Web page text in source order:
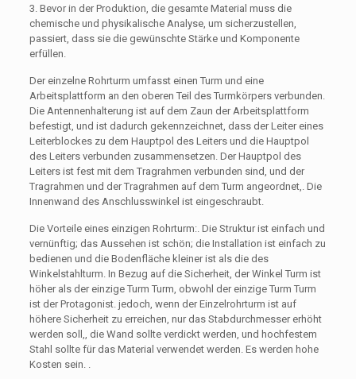
3. Bevor in der Produktion, die gesamte Material muss die
chemische und physikalische Analyse, um sicherzustellen,
passiert, dass sie die gewünschte Stärke und Komponente
erfüllen.
Der einzelne Rohrturm umfasst einen Turm und eine
Arbeitsplattform an den oberen Teil des Turmkörpers verbunden.
Die Antennenhalterung ist auf dem Zaun der Arbeitsplattform
befestigt, und ist dadurch gekennzeichnet, dass der Leiter eines
Leiterblockes zu dem Hauptpol des Leiters und die Hauptpol
des Leiters verbunden zusammensetzen. Der Hauptpol des
Leiters ist fest mit dem Tragrahmen verbunden sind, und der
Tragrahmen und der Tragrahmen auf dem Turm angeordnet,. Die
Innenwand des Anschlusswinkel ist eingeschraubt.
Die Vorteile eines einzigen Rohrturm:. Die Struktur ist einfach und
vernünftig; das Aussehen ist schön; die Installation ist einfach zu
bedienen und die Bodenfläche kleiner ist als die des
Winkelstahlturm. In Bezug auf die Sicherheit, der Winkel Turm ist
höher als der einzige Turm Turm, obwohl der einzige Turm Turm
ist der Protagonist. jedoch, wenn der Einzelrohrturm ist auf
höhere Sicherheit zu erreichen, nur das Stabdurchmesser erhöht
werden soll,, die Wand sollte verdickt werden, und hochfestem
Stahl sollte für das Material verwendet werden. Es werden hohe
Kosten sein. .